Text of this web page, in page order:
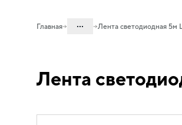
Главная ... Лента светодиодная 5м
Лента